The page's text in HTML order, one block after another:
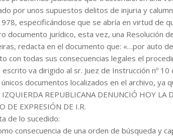
por unos supuestos delitos de injuria y
especificándose que se abría en virtud de
documento jurídico, esta vez, una Resolución
redacta en el documento que: «…por auto
con todas sus consecuencias legales el
va dirigido al sr. Juez de Instrucción nº 10
documentos localizados en el archivo, ya
REPUBLICANA DENUNCIÓ HOY LA
DE EXPRESIÓN DE I.R.
de lo sucedido:
consecuencia de una orden de búsqueda y